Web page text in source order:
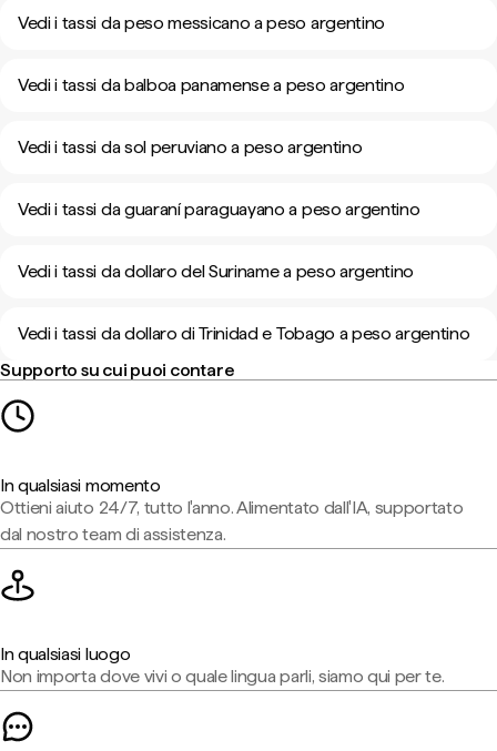
Vedi i tassi da peso messicano a peso argentino
Vedi i tassi da balboa panamense a peso argentino
Vedi i tassi da sol peruviano a peso argentino
Vedi i tassi da guaraní paraguayano a peso argentino
Vedi i tassi da dollaro del Suriname a peso argentino
Vedi i tassi da dollaro di Trinidad e Tobago a peso argentino
Supporto su cui puoi contare
In qualsiasi momento
Ottieni aiuto 24/7, tutto l'anno. Alimentato dall'IA, supportato
dal nostro team di assistenza.
In qualsiasi luogo
Non importa dove vivi o quale lingua parli, siamo qui per te.